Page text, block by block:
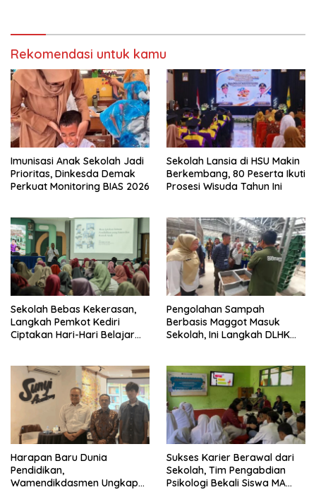
Rekomendasi untuk kamu
Imunisasi Anak Sekolah Jadi
Prioritas, Dinkesda Demak
Perkuat Monitoring BIAS 2026
Sekolah Lansia di HSU Makin
Berkembang, 80 Peserta Ikuti
Prosesi Wisuda Tahun Ini
Sekolah Bebas Kekerasan,
Langkah Pemkot Kediri
Ciptakan Hari-Hari Belajar
Pengolahan Sampah
Berbasis Maggot Masuk
Sekolah, Ini Langkah DLHK
Harapan Baru Dunia
Pendidikan,
Wamendikdasmen Ungkap
Sukses Karier Berawal dari
Sekolah, Tim Pengabdian
Psikologi Bekali Siswa MA